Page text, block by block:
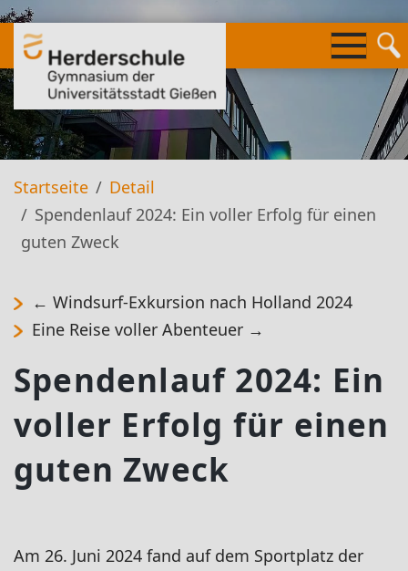
Springe
zum
Inhalt
Startseite
Detail
Spendenlauf 2024: Ein voller Erfolg für einen
guten Zweck
← Windsurf-Exkursion nach Holland 2024
Eine Reise voller Abenteuer →
Spendenlauf 2024: Ein
voller Erfolg für einen
guten Zweck
Am 26. Juni 2024 fand auf dem Sportplatz der